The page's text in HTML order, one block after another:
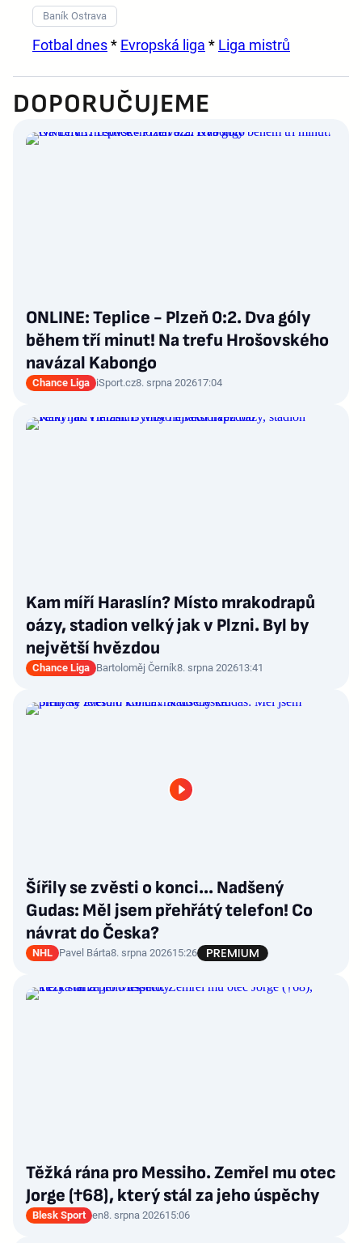
Baník Ostrava
Fotbal dnes* Evropská liga * Liga mistrů
DOPORUČUJEME
ONLINE: Teplice - Plzeň 0:2. Dva góly
během tří minut! Na trefu Hrošovského
navázal Kabongo
Chance Liga iSport.cz8. srpna 202617:04
Kam míří Haraslín? Místo mrakodrapů
oázy, stadion velký jak v Plzni. Byl by
největší hvězdou
Chance Liga Bartoloměj Černík8. srpna 202613:41
Šířily se zvěsti o konci... Nadšený
Gudas: Měl jsem přehřátý telefon! Co
návrat do Česka?
NHL Pavel Bárta8. srpna 202615:26
Těžká rána pro Messiho. Zemřel mu otec
Jorge (†68), který stál za jeho úspěchy
Blesk Sport en8. srpna 202615:06